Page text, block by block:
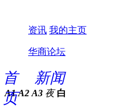
资讯 我的主页
华商论坛
首
页
新闻
A1 A2 A3 夜 白